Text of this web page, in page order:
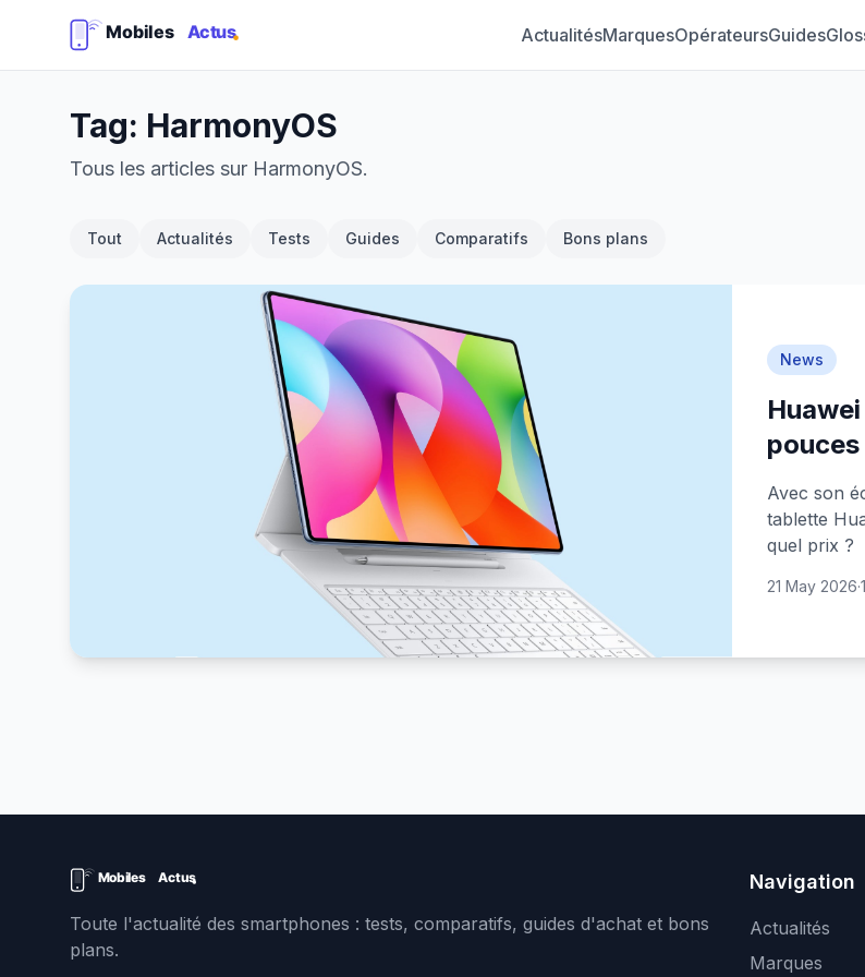
ActualitésMarquesOpérateursGuides
Tag: HarmonyOS
Tous les articles sur HarmonyOS.
Tout Actualités Tests Guides Comparatifs Bons plans
News
Avec son
tablette
quel prix ?
21 May 2026·
Toute l'actualité des smartphones : tests, comparatifs, guides d'achat et bons
plans.
Navigation
Actualités
Marques